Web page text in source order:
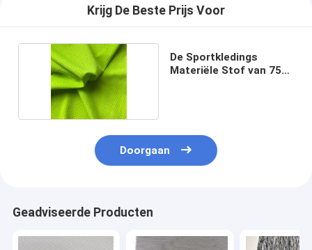
Krijg De Beste Prijs Voor
De Sportkledings
Materiële Stof van 75D
Doorgaan
Geadviseerde Producten